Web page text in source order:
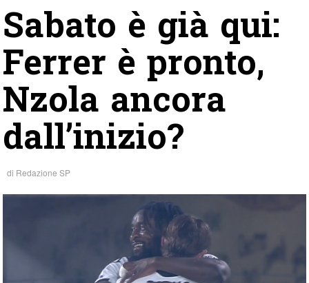
Sabato è già qui:
Ferrer è pronto,
Nzola ancora
dall’inizio?
di Redazione SP